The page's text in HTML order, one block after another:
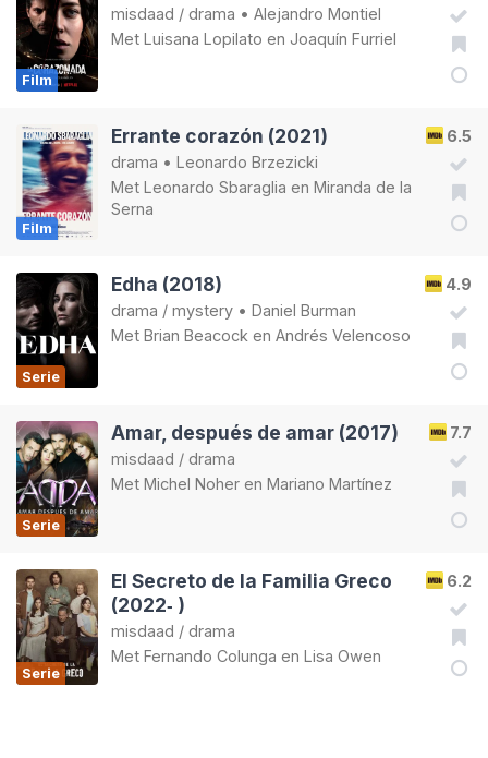
Film
misdaad / drama • Alejandro Montiel
Met Luisana Lopilato en Joaquín Furriel
Film
6.5
Errante corazón (2021)
drama • Leonardo Brzezicki
Met Leonardo Sbaraglia en Miranda de la
Serna
Serie
4.9
Edha (2018)
drama / mystery • Daniel Burman
Met Brian Beacock en Andrés Velencoso
Serie
7.7
Amar, después de amar (2017)
misdaad / drama
Met Michel Noher en Mariano Martínez
Serie
6.2
El Secreto de la Familia Greco
(2022‑ )
misdaad / drama
Met Fernando Colunga en Lisa Owen